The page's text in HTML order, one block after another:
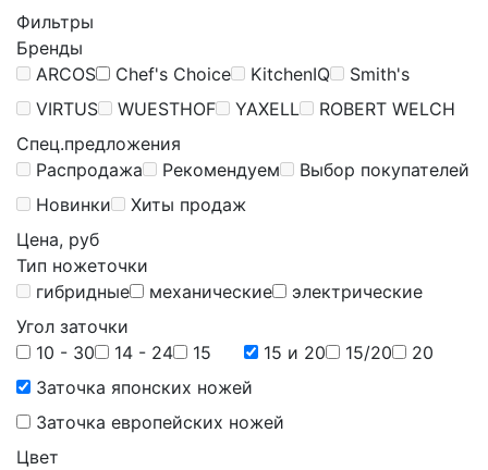
Фильтры
Бренды
ARCOS
Chef's Choice KitchenIQ
Smith's
VIRTUS
WUESTHOF YAXELL
ROBERT WELCH
Спец.предложения
Распродажа
Рекомендуем
Выбор покупателей
Новинки
Хиты продаж
Цена, руб
Тип ножеточки
гибридные
механические
электрические
Угол заточки
10 - 30
14 - 24 15 15 и 20 15/20
20
Заточка японских ножей
Заточка европейских ножей
Цвет